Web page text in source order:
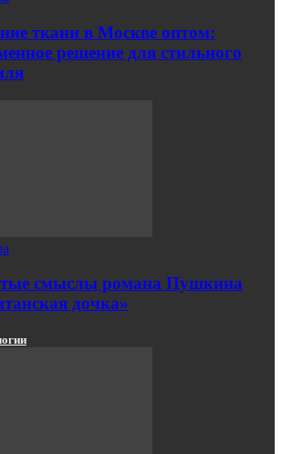
ткани в Москве оптом:
решение для стильного
смыслы романа Пушкина
дочка»